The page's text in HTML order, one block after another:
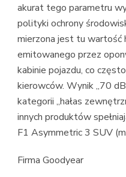
akurat tego parametru
polityki ochrony
mierzona jest tu wartość
emitowanego przez
kabinie pojazdu, co
kierowców. Wynik „70
kategorii „hałas
innych produktów
F1 Asymmetric 3 SUV
Firma Goodyear